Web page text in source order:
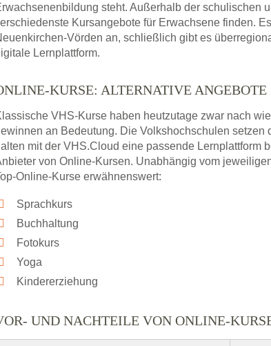
steht. Außerhalb der schulischen
Kursangebote für Erwachsene finden.
Vörden an, schließlich gibt es
Lernplattform.
KURSE: ALTERNATIVE
VHS-Kurse haben heutzutage zwar nach
an Bedeutung. Die Volkshochschulen setzen
mit der VHS.Cloud eine passende Lernplattform
von Online-Kursen. Unabhängig vom
Online-Kurse erwähnenswert:
Sprachkurs
Buchhaltung
Fotokurs
Yoga
Kindererziehung
UND NACHTEILE VON ONLINE-